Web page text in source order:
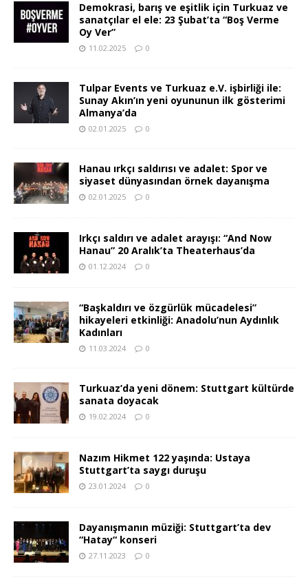
Demokrasi, barış ve eşitlik için Turkuaz ve
sanatçılar el ele: 23 Şubat’ta “Boş Verme
Oy Ver”
11.02.2025 0
Tulpar Events ve Turkuaz e.V. işbirliği ile:
Sunay Akın’ın yeni oyununun ilk gösterimi
Almanya’da
02.01.2025 0
Hanau ırkçı saldırısı ve adalet: Spor ve
siyaset dünyasından örnek dayanışma
02.01.2025 0
Irkçı saldırı ve adalet arayışı: “And Now
Hanau” 20 Aralık’ta Theaterhaus’da
01.12.2024 0
“Başkaldırı ve özgürlük mücadelesi”
hikayeleri etkinliği: Anadolu’nun Aydınlık
Kadınları
11.03.2024 0
Turkuaz’da yeni dönem: Stuttgart kültürde
sanata doyacak
19.02.2024 0
Nazım Hikmet 122 yaşında: Ustaya
Stuttgart’ta saygı duruşu
23.01.2024 0
Dayanışmanın müziği: Stuttgart’ta dev
“Hatay“ konseri
27.11.2023 0